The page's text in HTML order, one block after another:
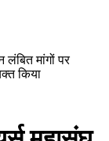
लंबित मांगों पर
किया